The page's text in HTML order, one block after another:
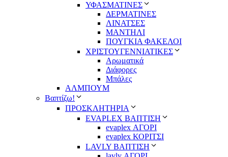
ΥΦΑΣΜΑΤΙΝΕΣ
ΔΕΡΜΑΤΙΝΕΣ
ΛΙΝΑΤΣΕΣ
ΜΑΝΤΗΛΙ
ΠΟΥΓΚΙΑ ΦΑΚΕΛΟΙ
ΧΡΙΣΤΟΥΓΕΝΝΙΑΤΙΚΕΣ
Αρωματικά
Διάφορες
Μπάλες
ΑΛΜΠΟΥΜ
Βαπτίζω!
ΠΡΟΣΚΛΗΤΗΡΙΑ
EVAPLEX ΒΑΠΤΙΣΗ
evaplex ΑΓΟΡΙ
evaplex ΚΟΡΙΤΣΙ
LAVLY ΒΑΠΤΙΣΗ